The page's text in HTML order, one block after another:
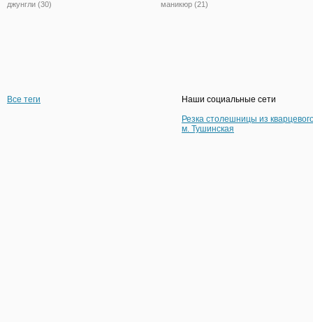
джунгли (30) маникюр (21)
Все теги
Наши социальные сети
Резка столешницы из
м. Тушинская